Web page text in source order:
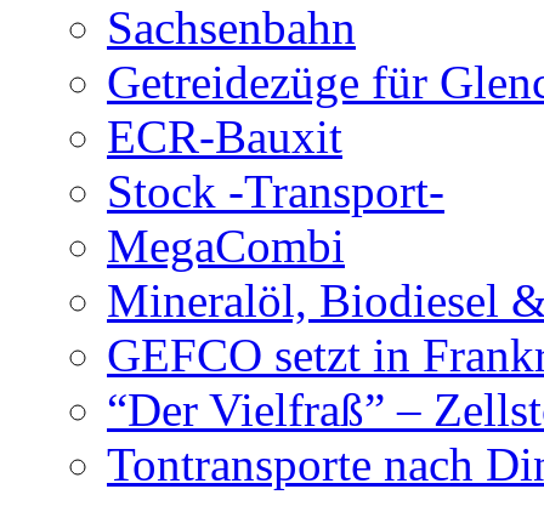
Sachsenbahn
Getreidezüge für
ECR-Bauxit
Stock -Transport-
MegaCombi
Mineralöl, Biodiesel
GEFCO setzt in
“Der Vielfraß” –
Tontransporte nach